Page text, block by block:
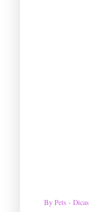
By Pets - Dicas